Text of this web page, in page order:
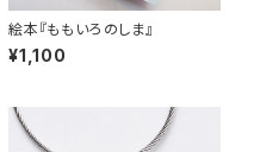
絵本『ももいろのしま』
¥1,100